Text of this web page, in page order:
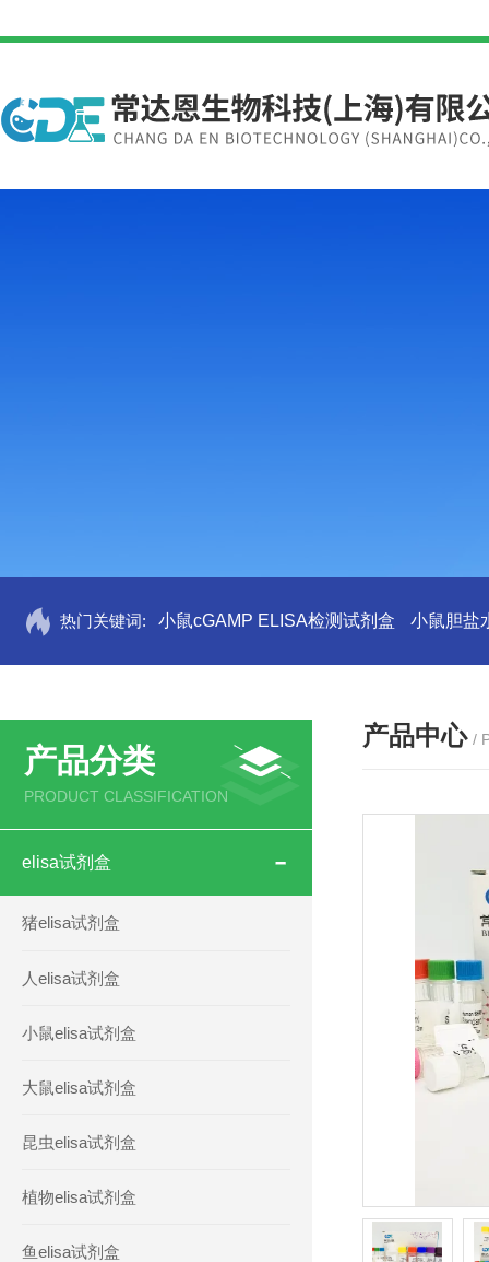
热门关键词: 小鼠cGAMP ELISA检测试剂盒 小鼠胆盐
产品分类
PRODUCT CLASSIFICATION
elisa试剂盒
猪elisa试剂盒
人elisa试剂盒
小鼠elisa试剂盒
大鼠elisa试剂盒
昆虫elisa试剂盒
植物elisa试剂盒
鱼elisa试剂盒
产品中心 /